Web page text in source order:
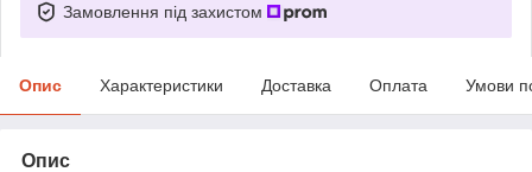
Замовлення під захистом
Опис Характеристики Доставка Оплата Умови
Опис